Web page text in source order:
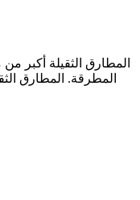
المطارق الثقيلة أكبر
المطرقة. المطارق